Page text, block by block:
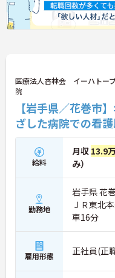
医療法人杏林会 イーハトー
院
【岩手県／花巻市
ざした病院での看
給料
月収 13.9
み）
勤務地
岩手県 花
ＪＲ東北
車16分
雇用形態 正社員(正